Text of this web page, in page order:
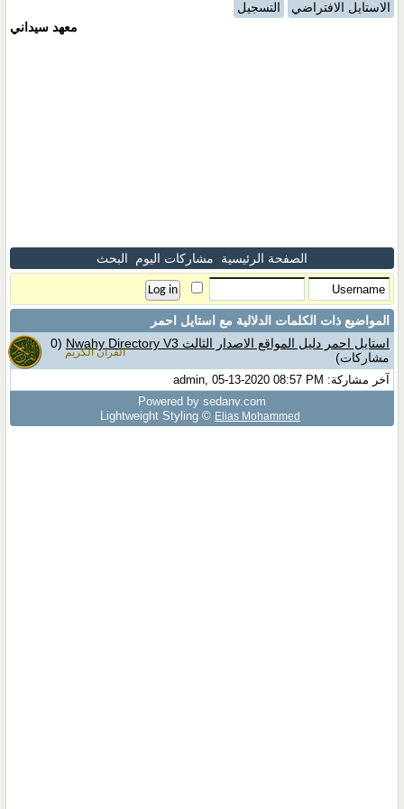
القران الكريم
الاستايل الافتراضي
التسجيل
معهد سيداني
الصفحة الرئيسية مشاركات اليوم البحث
المواضيع ذات الكلمات الدلالية مع
استايل احمر
استايل احمر دليل المواقع الاصدار الثالث Nwahy Directory V3
(0
مشاركات)
آخر مشاركة: admin, 05-13-2020 08:57 PM
Powered by sedany.com
Lightweight Styling © Elias Mohammed